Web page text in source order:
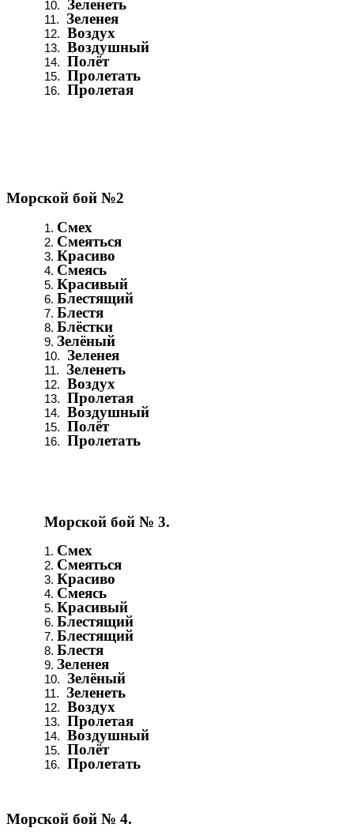
Зеленеть
Зеленея
Воздух
Воздушный
Полёт
Пролетать
Пролетая
Морской бой №2
Смех
Смеяться
Красиво
Смеясь
Красивый
Блестящий
Блестя
Блёстки
Зелёный
Зеленея
Зеленеть
Воздух
Пролетая
Воздушный
Полёт
Пролетать
Морской бой № 3.
Смех
Смеяться
Красиво
Смеясь
Красивый
Блестящий
Блестящий
Блестя
Зеленея
Зелёный
Зеленеть
Воздух
Пролетая
Воздушный
Полёт
Пролетать
Морской бой № 4.